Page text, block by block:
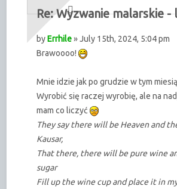
Re: Wyzwanie malarskie -
byErrhile» July 15th, 2024, 5:04 pm
Brawoooo!
Mnie idzie jak po grudzie w tym
Wyrobić się raczej wyrobię, ale na
mam co liczyć
They say there will be Heaven and
Kausar,
That there, there will be pure wine
sugar
Fill up the wine cup and place it in